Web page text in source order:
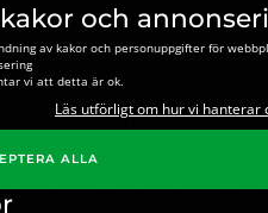
och
av kakor och personuppgifter för
vi att detta är ok.
Läs utförligt om hur vi hanterar
ALLA